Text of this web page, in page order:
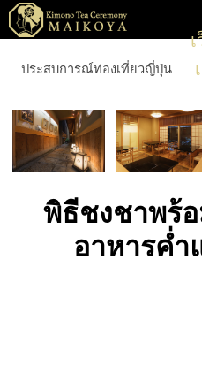
ประสบการณ์ท่องเที่ยวญี่ปุ่น
พิธีชงชาพร้
อาหารค่ำ